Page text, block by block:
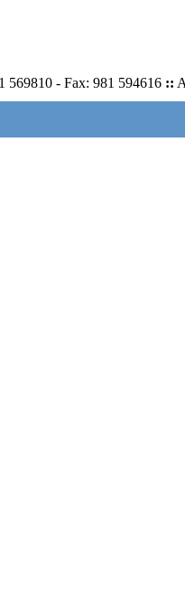
569810 - Fax: 981 594616 ::